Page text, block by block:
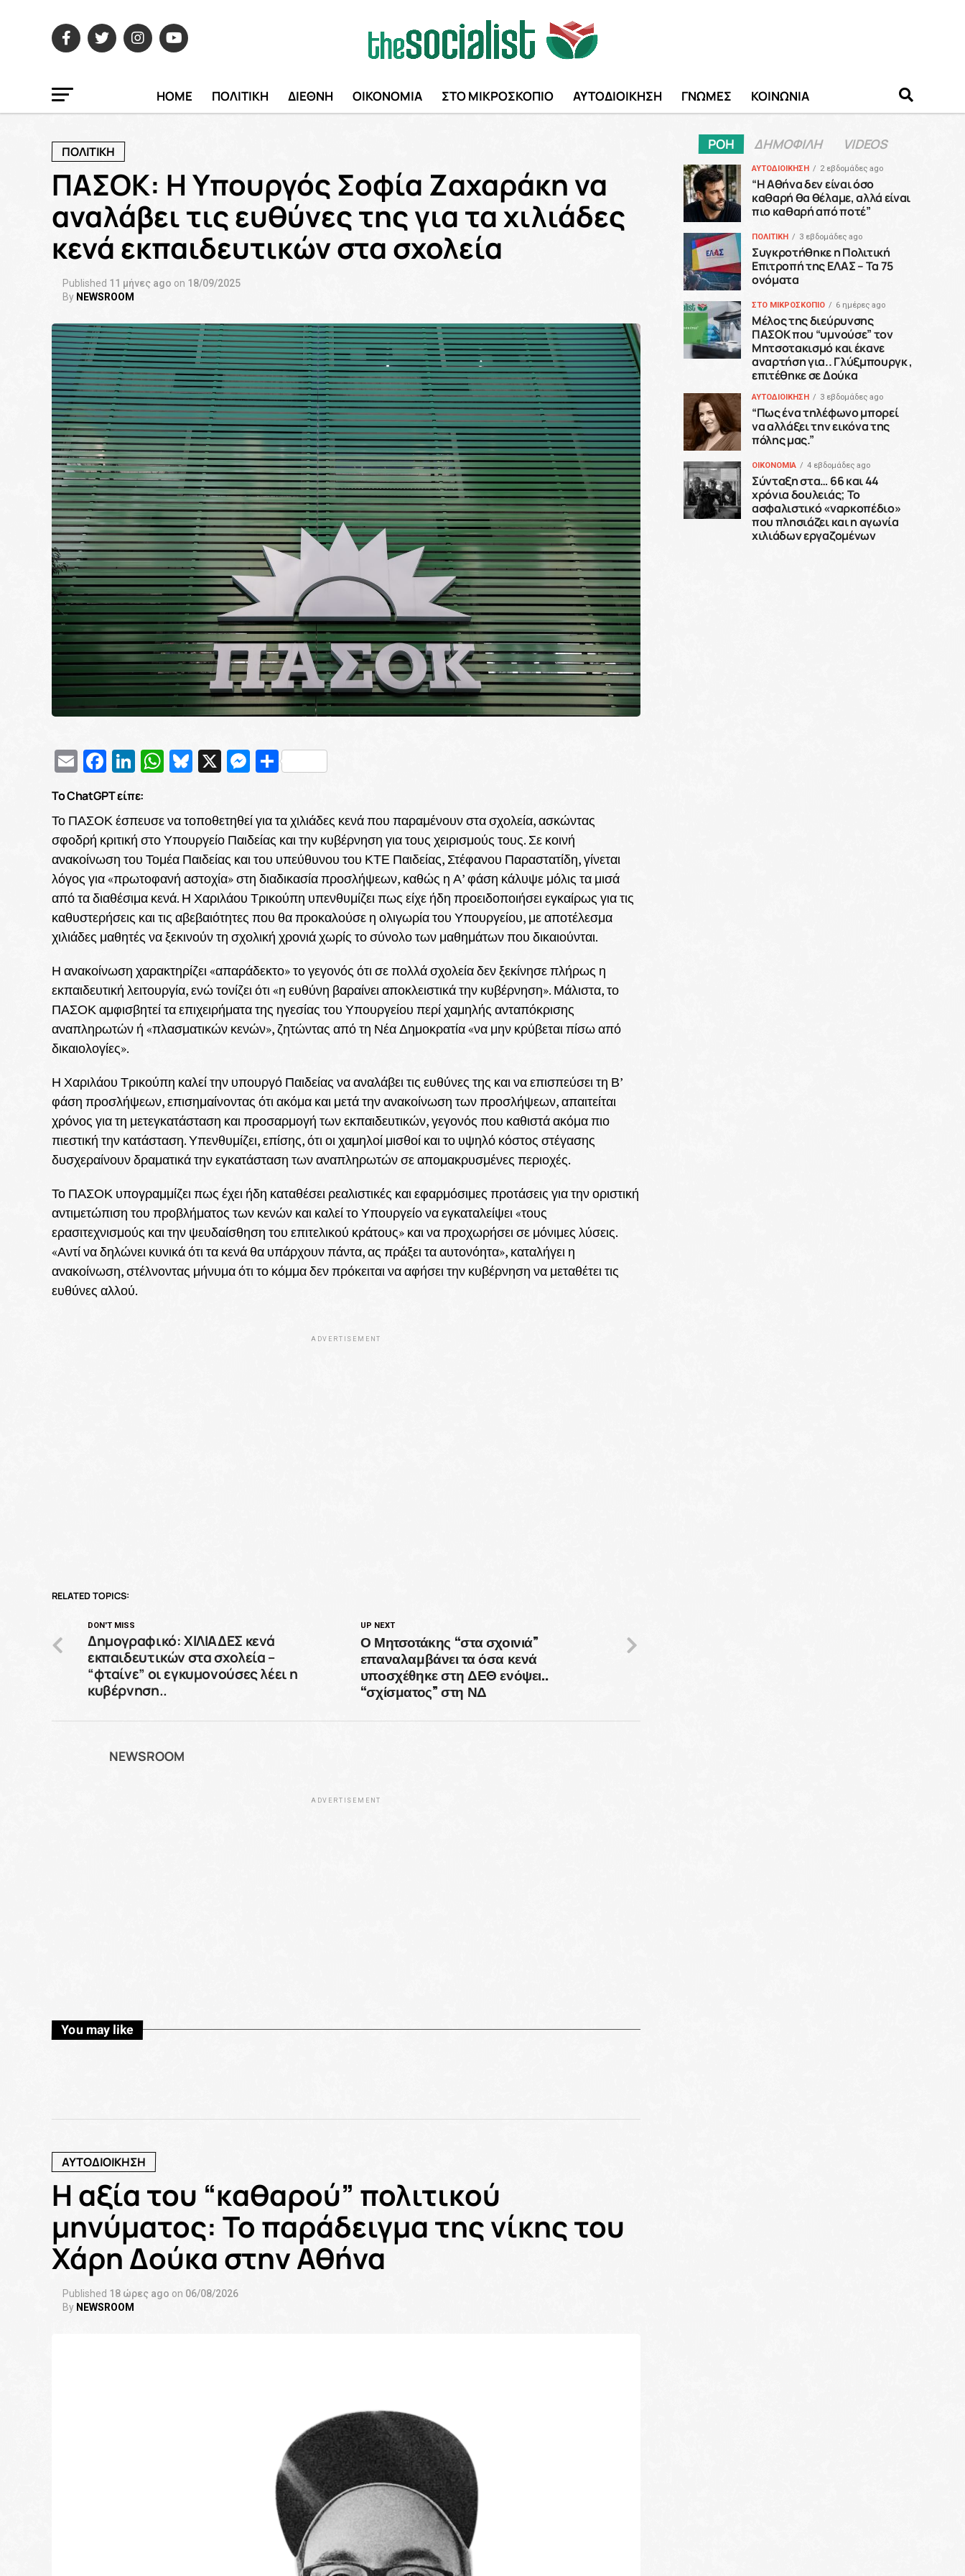
HOME ΠΟΛΙΤΙΚΗ ΔΙΕΘΝΗ ΟΙΚΟΝΟΜΙΑ ΣΤΟ ΜΙΚΡΟΣΚΟΠΙΟ ΑΥΤΟΔΙΟΙΚΗΣΗ ΓΝΩΜΕΣ ΚΟΙΝΩΝΙΑ
ΠΟΛΙΤΙΚΗ
ΠΑΣΟΚ: Η Υπουργός Σοφία Ζαχαράκη να
αναλάβει τις ευθύνες της για τα χιλιάδες
κενά εκπαιδευτικών στα σχολεία
Published 11 μήνες ago on 18/09/2025
By NEWSROOM
EmailFacebook
LinkedIn
WhatsApp
Bluesky
X Messenger
Μοιραστείτε
Το ChatGPT είπε:
Το ΠΑΣΟΚ έσπευσε να τοποθετηθεί για τα χιλιάδες κενά που παραμένουν στα σχολεία, ασκώντας
σφοδρή κριτική στο Υπουργείο Παιδείας και την κυβέρνηση για τους χειρισμούς τους. Σε κοινή
ανακοίνωση του Τομέα Παιδείας και του υπεύθυνου του ΚΤΕ Παιδείας, Στέφανου Παραστατίδη, γίνεται
λόγος για «πρωτοφανή αστοχία» στη διαδικασία προσλήψεων, καθώς η Α’ φάση κάλυψε μόλις τα μισά
από τα διαθέσιμα κενά. Η Χαριλάου Τρικούπη υπενθυμίζει πως είχε ήδη προειδοποιήσει εγκαίρως για τις
καθυστερήσεις και τις αβεβαιότητες που θα προκαλούσε η ολιγωρία του Υπουργείου, με αποτέλεσμα
χιλιάδες μαθητές να ξεκινούν τη σχολική χρονιά χωρίς το σύνολο των μαθημάτων που δικαιούνται.
Η ανακοίνωση χαρακτηρίζει «απαράδεκτο» το γεγονός ότι σε πολλά σχολεία δεν ξεκίνησε πλήρως η
εκπαιδευτική λειτουργία, ενώ τονίζει ότι «η ευθύνη βαραίνει αποκλειστικά την κυβέρνηση». Μάλιστα, το
ΠΑΣΟΚ αμφισβητεί τα επιχειρήματα της ηγεσίας του Υπουργείου περί χαμηλής ανταπόκρισης
αναπληρωτών ή «πλασματικών κενών», ζητώντας από τη Νέα Δημοκρατία «να μην κρύβεται πίσω από
δικαιολογίες».
Η Χαριλάου Τρικούπη καλεί την υπουργό Παιδείας να αναλάβει τις ευθύνες της και να επισπεύσει τη Β’
φάση προσλήψεων, επισημαίνοντας ότι ακόμα και μετά την ανακοίνωση των προσλήψεων, απαιτείται
χρόνος για τη μετεγκατάσταση και προσαρμογή των εκπαιδευτικών, γεγονός που καθιστά ακόμα πιο
πιεστική την κατάσταση. Υπενθυμίζει, επίσης, ότι οι χαμηλοί μισθοί και το υψηλό κόστος στέγασης
δυσχεραίνουν δραματικά την εγκατάσταση των αναπληρωτών σε απομακρυσμένες περιοχές.
Το ΠΑΣΟΚ υπογραμμίζει πως έχει ήδη καταθέσει ρεαλιστικές και εφαρμόσιμες προτάσεις για την οριστική
αντιμετώπιση του προβλήματος των κενών και καλεί το Υπουργείο να εγκαταλείψει «τους
ερασιτεχνισμούς και την ψευδαίσθηση του επιτελικού κράτους» και να προχωρήσει σε μόνιμες λύσεις.
«Αντί να δηλώνει κυνικά ότι τα κενά θα υπάρχουν πάντα, ας πράξει τα αυτονόητα», καταλήγει η
ανακοίνωση, στέλνοντας μήνυμα ότι το κόμμα δεν πρόκειται να αφήσει την κυβέρνηση να μεταθέτει τις
ευθύνες αλλού.
ADVERTISEMENT
RELATED TOPICS:
UP NEXT
Ο Μητσοτάκης “στα σχοινιά”
επαναλαμβάνει τα όσα κενά
υποσχέθηκε στη ΔΕΘ ενόψει..
“σχίσματος” στη ΝΔ
DON'T MISS
Δημογραφικό: ΧΙΛΙΑΔΕΣ κενά
εκπαιδευτικών στα σχολεία –
“φταίνε” οι εγκυμονούσες λέει η
κυβέρνηση..
NEWSROOM
ADVERTISEMENT
You may like
ΑΥΤΟΔΙΟΙΚΗΣΗ
Η αξία του “καθαρού” πολιτικού
μηνύματος: Το παράδειγμα της νίκης του
Χάρη Δούκα στην Αθήνα
Published 18 ώρες ago on 06/08/2026
By NEWSROOM
ΡΟΗ ΔΗΜΟΦΙΛΗ VIDEOS
ΑΥΤΟΔΙΟΙΚΗΣΗ 2 εβδομάδες ago
“H Αθήνα δεν είναι όσο
καθαρή θα θέλαμε, αλλά είναι
πιο καθαρή από ποτέ”
ΠΟΛΙΤΙΚΗ 3 εβδομάδες ago
Συγκροτήθηκε η Πολιτική
Επιτροπή της ΕΛΑΣ – Τα 75
ονόματα
ΣΤΟ ΜΙΚΡΟΣΚΟΠΙΟ 6 ημέρες ago
Μέλος της διεύρυνσης
ΠΑΣΟΚ που “υμνούσε” τον
Μητσοτακισμό και έκανε
αναρτήση για.. Γλύξμπουργκ ,
επιτέθηκε σε Δούκα
ΑΥΤΟΔΙΟΙΚΗΣΗ 3 εβδομάδες ago
“Πως ένα τηλέφωνο μπορεί
να αλλάξει την εικόνα της
πόλης μας.”
ΟΙΚΟΝΟΜΙΑ 4 εβδομάδες ago
Σύνταξη στα… 66 και 44
χρόνια δουλειάς; Το
ασφαλιστικό «ναρκοπέδιο»
που πλησιάζει και η αγωνία
χιλιάδων εργαζομένων